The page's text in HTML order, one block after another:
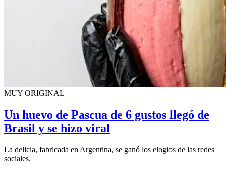
MUY ORIGINAL
Un huevo de Pascua de 6 gustos llegó de
Brasil y se hizo viral
La delicia, fabricada en Argentina, se ganó los elogios de las redes
sociales.